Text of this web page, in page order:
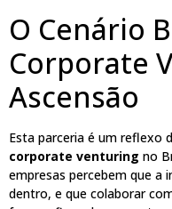
O Cenário
Corporate
Ascensão
Esta parceria é um reflexo
corporate venturing no
empresas percebem que a
dentro, e que colaborar